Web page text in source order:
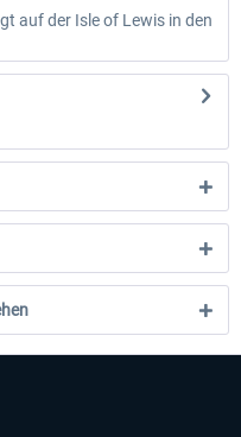
auf der Isle of Lewis in den